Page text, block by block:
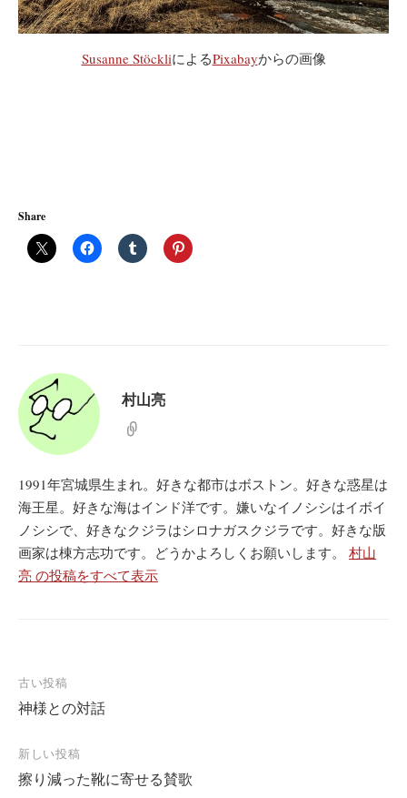
Susanne StöckliによるPixabayからの画像
Share
村山亮
1991年宮城県生まれ。好きな都市はボストン。好きな惑星は
海王星。好きな海はインド洋です。嫌いなイノシシはイボイ
ノシシで、好きなクジラはシロナガスクジラです。好きな版
画家は棟方志功です。どうかよろしくお願いします。 村山
亮 の投稿をすべて表示
投
稿
ナ
ビ
古い投稿
神様との対話
新しい投稿
擦り減った靴に寄せる賛歌